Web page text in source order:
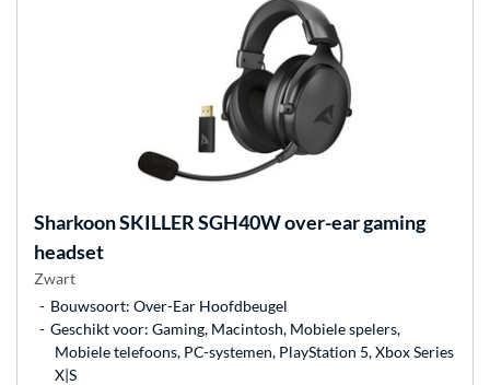
SharkoonSKILLER SGH40W over-ear gaming
headset
Zwart
Bouwsoort: Over-Ear Hoofdbeugel
Geschikt voor: Gaming, Macintosh, Mobiele spelers,
Mobiele telefoons, PC-systemen, PlayStation 5, Xbox Series
X|S